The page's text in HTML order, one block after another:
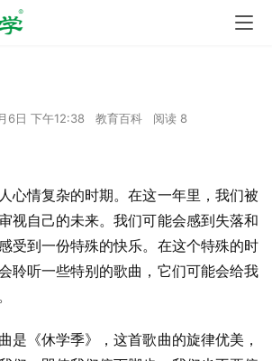
6日 下午12:38 教育百科 阅读 8
心情复杂的时期。在这一年里，我们被
视自己的未来。我们可能会感到失落和
受到一份特殊的快乐。在这个特殊的时
聆听一些特别的歌曲，它们可能会给我
是《休学季》，这首歌曲的旋律优美，